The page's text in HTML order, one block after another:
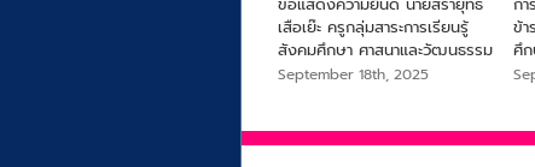
เสือเย๊ะ ครูกลุ่มสาระการเรียนรู้
สังคมศึกษา ศาสนาและวัฒนธรรม
September 18th, 2025
ข้า
ศึ